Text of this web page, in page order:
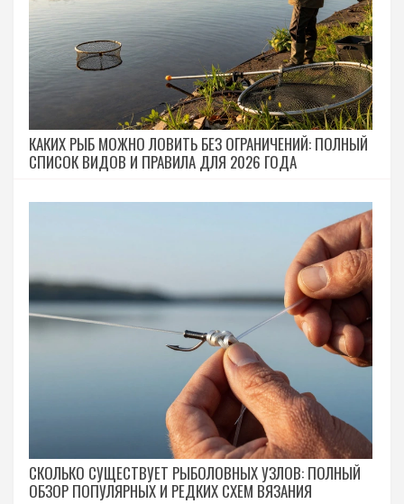
КАКИХ РЫБ МОЖНО ЛОВИТЬ БЕЗ ОГРАНИЧЕНИЙ: ПОЛНЫЙ
СПИСОК ВИДОВ И ПРАВИЛА ДЛЯ 2026 ГОДА
СКОЛЬКО СУЩЕСТВУЕТ РЫБОЛОВНЫХ УЗЛОВ: ПОЛНЫЙ
ОБЗОР ПОПУЛЯРНЫХ И РЕДКИХ СХЕМ ВЯЗАНИЯ